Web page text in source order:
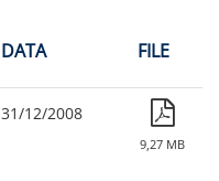
DATA FILE
31/12/2008
9,27 MB